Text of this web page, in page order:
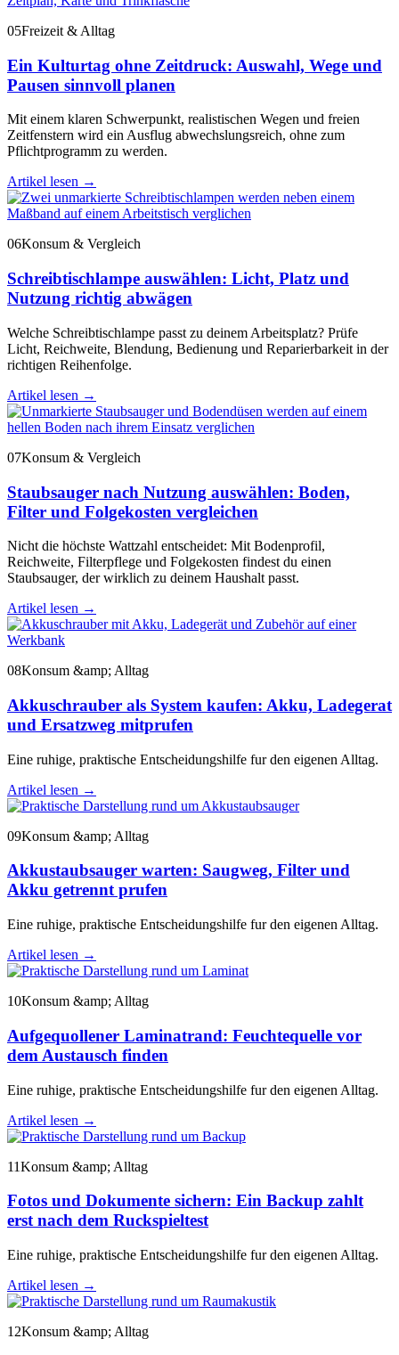
05Freizeit & Alltag
Ein Kulturtag ohne Zeitdruck: Auswahl, Wege und
Pausen sinnvoll planen
Mit einem klaren Schwerpunkt, realistischen Wegen und freien
Zeitfenstern wird ein Ausflug abwechslungsreich, ohne zum
Pflichtprogramm zu werden.
Artikel lesen →
06Konsum & Vergleich
Schreibtischlampe auswählen: Licht, Platz und
Nutzung richtig abwägen
Welche Schreibtischlampe passt zu deinem Arbeitsplatz? Prüfe
Licht, Reichweite, Blendung, Bedienung und Reparierbarkeit in der
richtigen Reihenfolge.
Artikel lesen →
07Konsum & Vergleich
Staubsauger nach Nutzung auswählen: Boden,
Filter und Folgekosten vergleichen
Nicht die höchste Wattzahl entscheidet: Mit Bodenprofil,
Reichweite, Filterpflege und Folgekosten findest du einen
Staubsauger, der wirklich zu deinem Haushalt passt.
Artikel lesen →
08Konsum &amp; Alltag
Akkuschrauber als System kaufen: Akku, Ladegerat
und Ersatzweg mitprufen
Eine ruhige, praktische Entscheidungshilfe fur den eigenen Alltag.
Artikel lesen →
09Konsum &amp; Alltag
Akkustaubsauger warten: Saugweg, Filter und
Akku getrennt prufen
Eine ruhige, praktische Entscheidungshilfe fur den eigenen Alltag.
Artikel lesen →
10Konsum &amp; Alltag
Aufgequollener Laminatrand: Feuchtequelle vor
dem Austausch finden
Eine ruhige, praktische Entscheidungshilfe fur den eigenen Alltag.
Artikel lesen →
11Konsum &amp; Alltag
Fotos und Dokumente sichern: Ein Backup zahlt
erst nach dem Ruckspieltest
Eine ruhige, praktische Entscheidungshilfe fur den eigenen Alltag.
Artikel lesen →
12Konsum &amp; Alltag